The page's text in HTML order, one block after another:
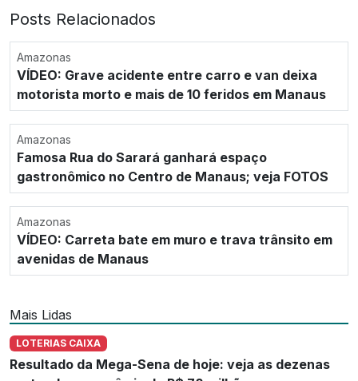
Posts Relacionados
Amazonas
VÍDEO: Grave acidente entre carro e van deixa
motorista morto e mais de 10 feridos em Manaus
Amazonas
Famosa Rua do Sarará ganhará espaço
gastronômico no Centro de Manaus; veja FOTOS
Amazonas
VÍDEO: Carreta bate em muro e trava trânsito em
avenidas de Manaus
Mais Lidas
LOTERIAS CAIXA
Resultado da Mega-Sena de hoje: veja as dezenas